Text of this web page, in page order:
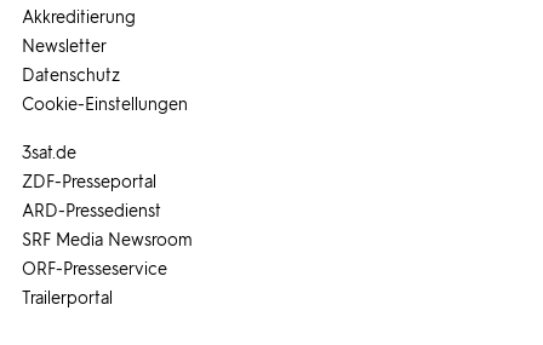
3sat.de
ZDF-Presseportal
ARD-Pressedienst
SRF Media Newsroom
ORF-Presseservice
Trailerportal
Akkreditierung
Newsletter
Datenschutz
Cookie-Einstellungen